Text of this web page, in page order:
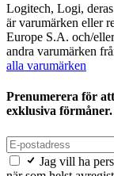
Logitech, Logi,
är varumärken eller
Europe S.A. och/
andra varumärken
alla varumärken
Prenumerera för
exklusiva förmåner.
Jag vill ha